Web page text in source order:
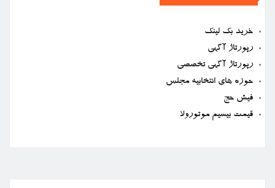
خرید بک لینک
رپورتاژ آگهی
رپورتاژ آگهی تخصصی
حوزه های انتخابیه مجلس
فیش حج
قیمت بیسیم موتورولا